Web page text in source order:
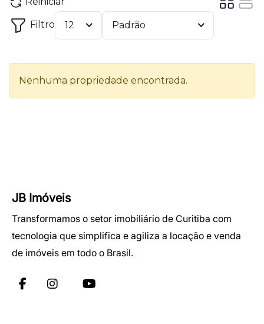
JB Imóveis
Transformamos o setor imobiliário de Curitiba com
tecnologia que simplifica e agiliza a locação e venda
de imóveis em todo o Brasil.